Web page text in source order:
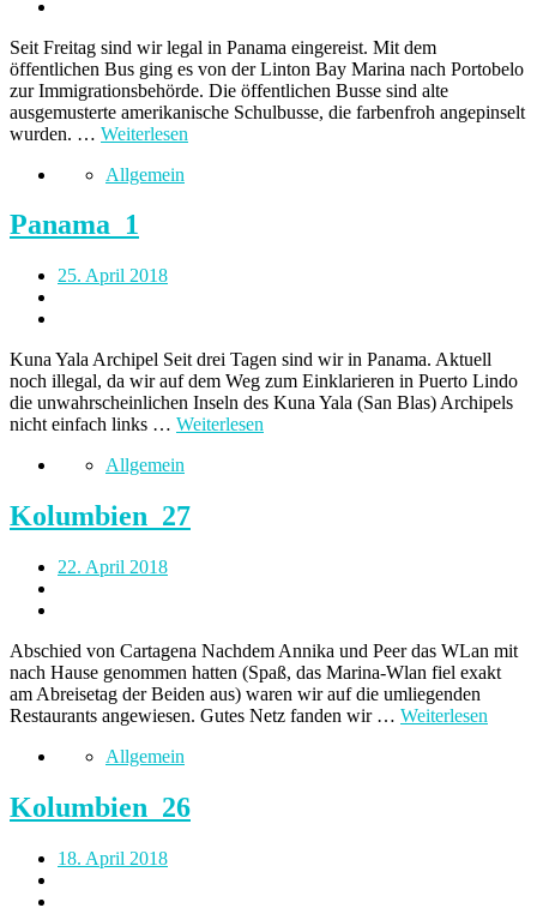
Seit Freitag sind wir legal in Panama eingereist. Mit dem
öffentlichen Bus ging es von der Linton Bay Marina nach Portobelo
zur Immigrationsbehörde. Die öffentlichen Busse sind alte
ausgemusterte amerikanische Schulbusse, die farbenfroh angepinselt
wurden. … Weiterlesen
Allgemein
Panama_1
25. April 2018
Kuna Yala Archipel Seit drei Tagen sind wir in Panama. Aktuell
noch illegal, da wir auf dem Weg zum Einklarieren in Puerto Lindo
die unwahrscheinlichen Inseln des Kuna Yala (San Blas) Archipels
nicht einfach links … Weiterlesen
Allgemein
Kolumbien_27
22. April 2018
Abschied von Cartagena Nachdem Annika und Peer das WLan mit
nach Hause genommen hatten (Spaß, das Marina-Wlan fiel exakt
am Abreisetag der Beiden aus) waren wir auf die umliegenden
Restaurants angewiesen. Gutes Netz fanden wir … Weiterlesen
Allgemein
Kolumbien_26
18. April 2018